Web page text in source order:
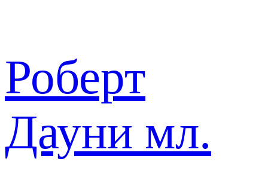
Роберт
Дауни мл.